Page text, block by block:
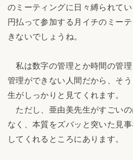
のミーティングに日々縛られて
円払って参加する月イチのミー
きないでしょうね。
私は数字の管理とか時間の管
管理ができない人間だから、そ
生がしっかりと見てくれます。
ただし、亜由美先生がすごい
なく、本質をズバッと突いた見
してくれるところにあります。